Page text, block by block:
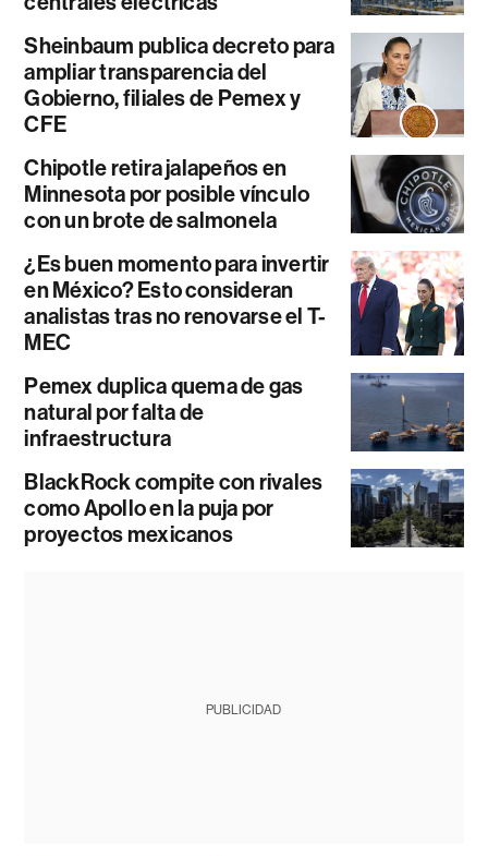
Sheinbaum publica decreto para
ampliar transparencia del
Gobierno, filiales de Pemex y
CFE
Chipotle retira jalapeños en
Minnesota por posible vínculo
con un brote de salmonela
¿Es buen momento para invertir
en México? Esto consideran
analistas tras no renovarse el T-
MEC
Pemex duplica quema de gas
natural por falta de
infraestructura
BlackRock compite con rivales
como Apollo en la puja por
proyectos mexicanos
PUBLICIDAD